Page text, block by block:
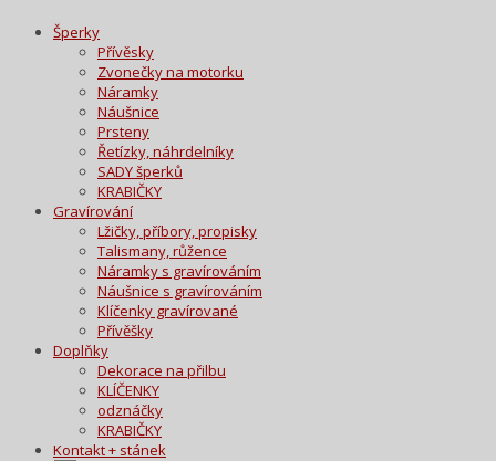
Šperky
Přívěsky
Zvonečky na motorku
Náramky
Náušnice
Prsteny
Řetízky, náhrdelníky
SADY šperků
KRABIČKY
Gravírování
Lžičky, příbory, propisky
Talismany, růžence
Náramky s gravírováním
Náušnice s gravírováním
Klíčenky gravírované
Přívěšky
Doplňky
Dekorace na přilbu
KLÍČENKY
odznáčky
KRABIČKY
Kontakt + stánek